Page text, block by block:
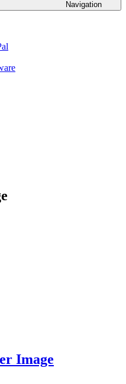
Navigation
Image